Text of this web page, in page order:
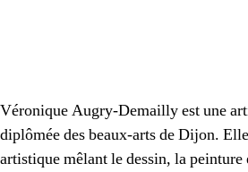
Véronique Augry-Demailly est une
diplômée des beaux-arts de Dijon.
artistique mêlant le dessin, la peinture